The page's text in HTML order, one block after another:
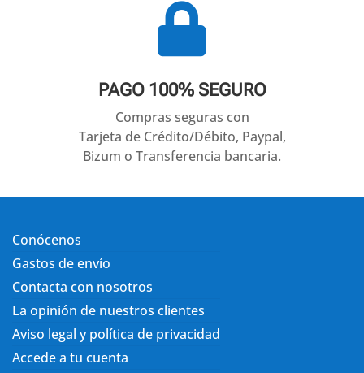

PAGO 100% SEGURO
Compras seguras con
Tarjeta de Crédito/Débito, Paypal,
Bizum o Transferencia bancaria.
Conócenos
Gastos de envío
Contacta con nosotros
La opinión de nuestros clientes
Aviso legal y política de privacidad
Accede a tu cuenta